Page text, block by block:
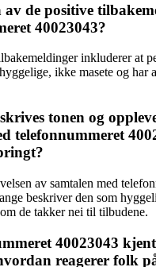
av de positive
40023043?
inkluderer at
ikke masete og har
tonen og
telefonnummeret
av samtalen med
beskriver den som
de takker nei til tilbudene.
40023043
reagerer folk